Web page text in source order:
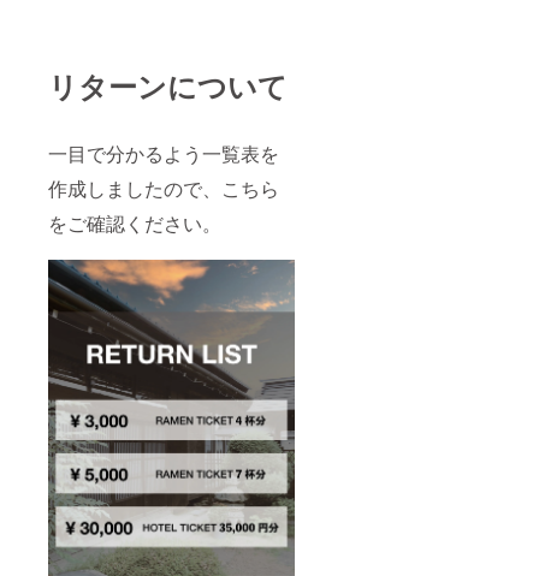
リターンについて
一目で分かるよう一覧表を
作成しましたので、こちら
をご確認ください。